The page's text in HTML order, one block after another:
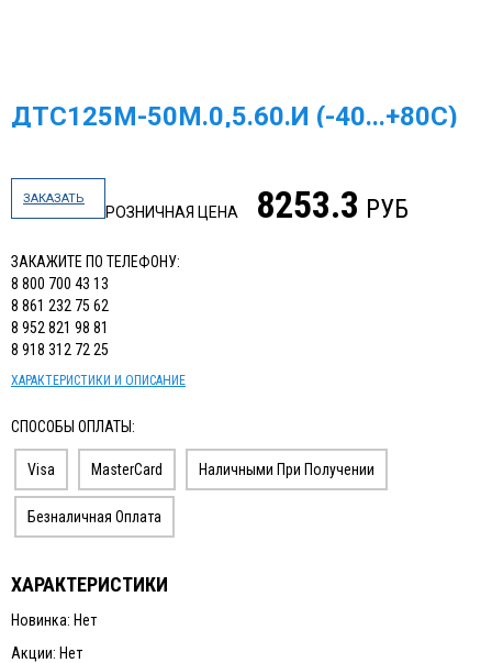
ДТС125М-50М.0,5.60.И (-40...+80С)
ЗАКАЗАТЬ
РОЗНИЧНАЯ ЦЕНА 8253.3 РУБ
ЗАКАЖИТЕ ПО ТЕЛЕФОНУ:
8 800 700 43 13
8 861 232 75 62
8 952 821 98 81
8 918 312 72 25
ХАРАКТЕРИСТИКИ И ОПИСАНИЕ
СПОСОБЫ ОПЛАТЫ:
Visa MasterCard Наличными При Получении
Безналичная Оплата
ХАРАКТЕРИСТИКИ
Новинка: Нет
Акции: Нет